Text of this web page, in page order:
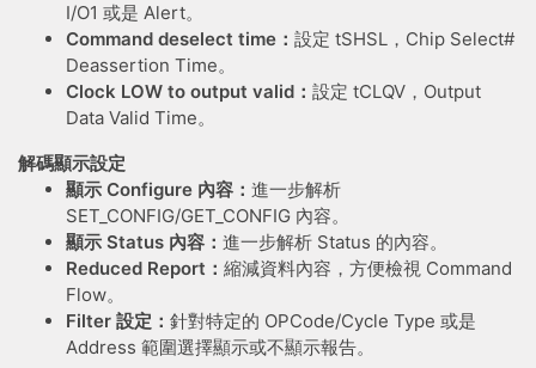
I/O1 或是 Alert。
Command deselect time： 設定 tSHSL，Chip Select#
Deassertion Time。
Clock LOW to output valid： 設定 tCLQV，Output
Data Valid Time。
解碼顯示設定
顯示 Configure 內容： 進一步解析
SET_CONFIG/GET_CONFIG 內容。
顯示 Status 內容： 進一步解析 Status 的內容。
Reduced Report： 縮減資料內容，方便檢視 Command
Flow。
Filter 設定： 針對特定的 OPCode/Cycle Type 或是
Address 範圍選擇顯示或不顯示報告。